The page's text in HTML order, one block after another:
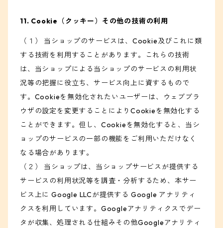
11. Cookie（クッキー）その他の技術の利用
（１） 当ショップのサービスは、Cookie及びこれに類
する技術を利用することがあります。これらの技術
は、当ショップによる当ショップのサービスの利用状
況等の把握に役立ち、サービス向上に資するもので
す。Cookieを無効化されたいユーザーは、ウェブブラ
ウザの設定を変更することによりCookieを無効化する
ことができます。但し、Cookieを無効化すると、当シ
ョップのサービスの一部の機能をご利用いただけなく
なる場合があります。
（２） 当ショップは、当ショップサービスが提供する
サービスの利用状況等を調査・分析するため、本サー
ビス上に Google LLCが提供する Google アナリティ
クスを利用しています。Googleアナリティクスでデー
タが収集、処理される仕組みその他Googleアナリティ